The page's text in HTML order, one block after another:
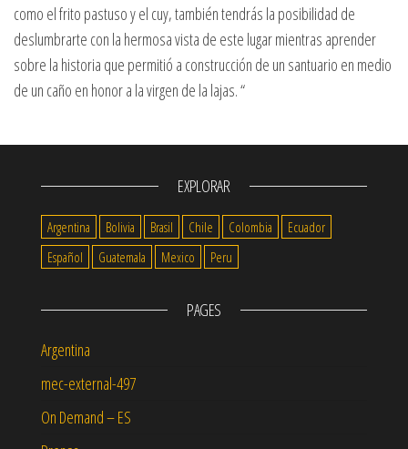
como el frito pastuso y el cuy, también tendrás la posibilidad de
deslumbrarte con la hermosa vista de este lugar mientras aprender
sobre la historia que permitió a construcción de un santuario en medio
de un caño en honor a la virgen de la lajas. “
EXPLORAR
Argentina Bolivia Brasil Chile Colombia
Ecuador
Español
Guatemala Mexico Peru
PAGES
Argentina
mec-external-497
On Demand – ES